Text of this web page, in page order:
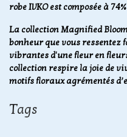
robe IVKO est composée à
La collection Magnified
bonheur que vous ressentez
vibrantes d'une fleur en
collection respire la joie de
motifs floraux agrémentés
Tags